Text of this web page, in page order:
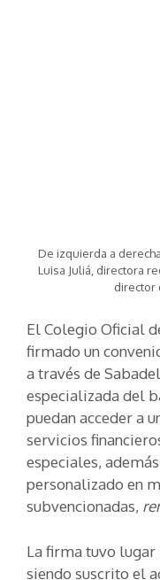
De izquierda a
Luisa Juliá, directora
director
El Colegio Oficial
firmado un
a través de
especializada del
puedan acceder a
servicios
especiales,
personalizado en
subvencionadas,
La firma tuvo lugar
siendo suscrito el